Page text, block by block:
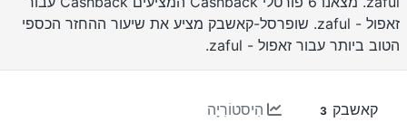
זאפול - zaful. שופרסל-קאשבק מציע את שיעור ההחזר הכספי
הטוב ביותר עבור זאפול - zaful.
קאשבק 3 הִיסטוֹרִיָה